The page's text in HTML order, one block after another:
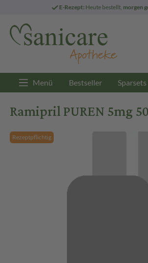
E-Rezept: Heute bestellt, morgen
Menü Bestseller Sparsets
Ramipril PUREN 5mg
Rezeptpflichtig